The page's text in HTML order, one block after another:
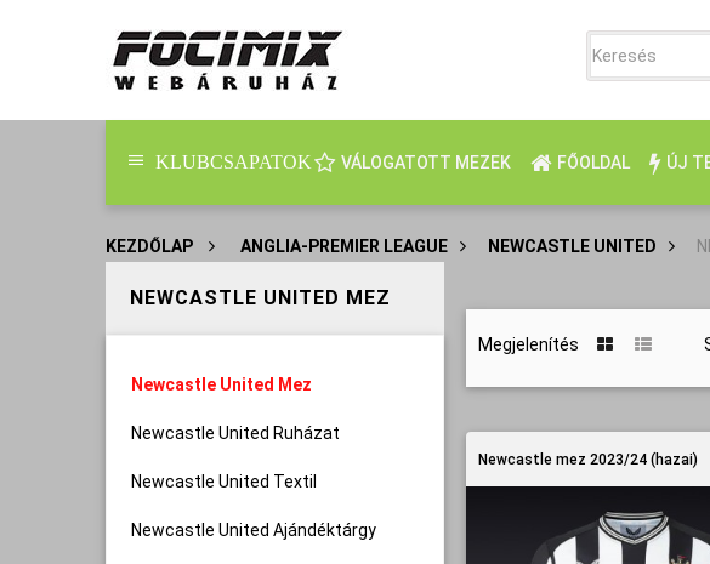
KLUBCSAPATOK VÁLOGATOTT MEZEK FŐOLDAL ÚJ
KEZDŐLAP > ANGLIA-PREMIER LEAGUE > NEWCASTLE UNITED >
NEWCASTLE UNITED MEZ
Newcastle United Mez
Newcastle United Ruházat
Newcastle United Textil
Newcastle United Ajándéktárgy
Megjelenítés
Newcastle mez 2023/24 (hazai)